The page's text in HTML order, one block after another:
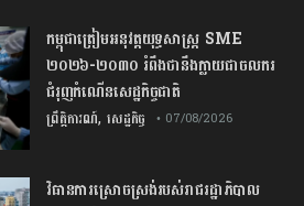
កម្ពុជា​ត្រៀមអនុវត្ត​យុទ្ធសាស្ត្រ​ ​SME​ ​
២០២៦​-​២០៣០​ រំពឹងថានឹងក្លាយ​ជា​ចលករ​
ជំរុញ​កំណើន​សេដ្ឋកិច្ច​ជាតិ​
ព្រឹត្តិការណ៍, សេដ្ឋកិច្ច • 07/08/2026
វិធានការស្រោចស្រង់របស់រាជរដ្ឋាភិបាល​